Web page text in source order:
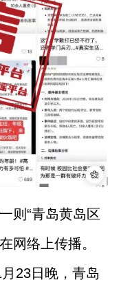
则“青岛黄岛区
网络上传播。
23日晚，青岛